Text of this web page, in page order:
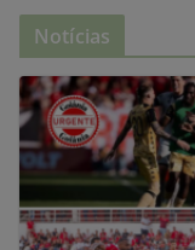
Notícias